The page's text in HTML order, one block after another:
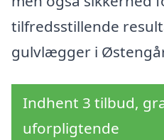
tilfredsstillende
gulvlægger i
Indhent 3 tilbud,
uforpligtende